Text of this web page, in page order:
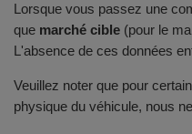
Lorsque vous passez une
que marché cible (pour le
L'absence de ces données
Veuillez noter que pour
physique du véhicule, nous